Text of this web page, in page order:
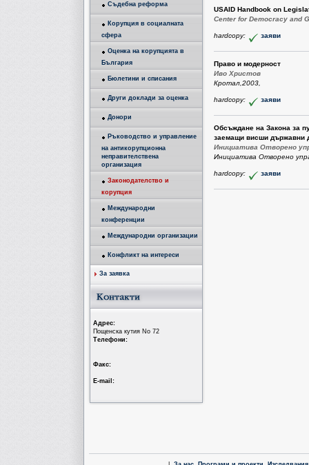
Съдебна реформа
Корупция в социалната
сфера
Оценка на корупцията в
България
Бюлетини и списания
Други доклади за оценка
Донори
Ръководство и управление
на антикорупционна
неправителствена
организация
Законодателство и
корупция
Международни
конференции
Международни организации
Конфликт на интереси
За заявка
Aдрес:
Пощенска кутия No 72
Tелефони:
Факс:
Е-mail:
USAID Handbook on
Center for Democracy and
hardcopy: заяви
Право и модерност
Иво Христов
Кротал,2003,
hardcopy: заяви
Обсъждане на Закона за
заемащи висши държавни
Инициатива Отворено
Инициатива Отворено
hardcopy: заяви